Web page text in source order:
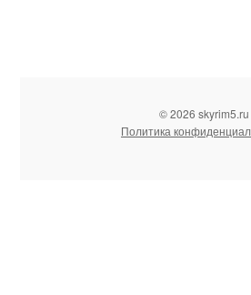
© 2026 skyrim5.ru
Политика